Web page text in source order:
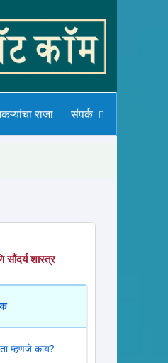
राजा संपर्क
असल्यास कृपया साईटचा पत्ता
सौंदर्य शास्त्र
म्हणजे काय?